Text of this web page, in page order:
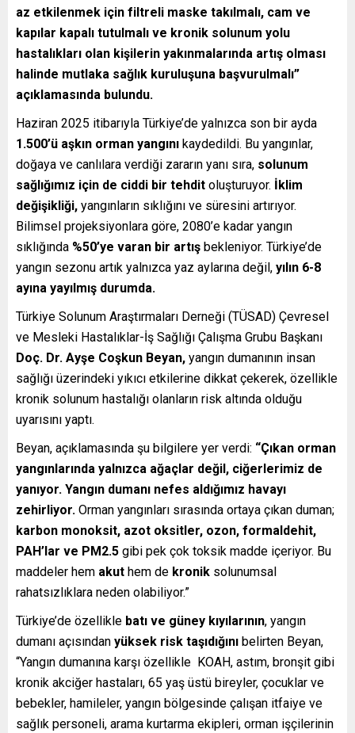
az etkilenmek için filtreli maske takılmalı, cam ve
kapılar kapalı tutulmalı ve kronik solunum yolu
hastalıkları olan kişilerin yakınmalarında artış olması
halinde mutlaka sağlık kuruluşuna başvurulmalı”
açıklamasında bulundu.
Haziran 2025 itibarıyla Türkiye’de yalnızca son bir ayda
1.500’ü aşkın orman yangını kaydedildi. Bu yangınlar,
doğaya ve canlılara verdiği zararın yanı sıra, solunum
sağlığımız için de ciddi bir tehdit oluşturuyor. İklim
değişikliği, yangınların sıklığını ve süresini artırıyor.
Bilimsel projeksiyonlara göre, 2080’e kadar yangın
sıklığında %50’ye varan bir artış bekleniyor. Türkiye’de
yangın sezonu artık yalnızca yaz aylarına değil, yılın 6-8
ayına yayılmış durumda.
Türkiye Solunum Araştırmaları Derneği (TÜSAD) Çevresel
ve Mesleki Hastalıklar-İş Sağlığı Çalışma Grubu Başkanı
Doç. Dr. Ayşe Coşkun Beyan, yangın dumanının insan
sağlığı üzerindeki yıkıcı etkilerine dikkat çekerek, özellikle
kronik solunum hastalığı olanların risk altında olduğu
uyarısını yaptı.
Beyan, açıklamasında şu bilgilere yer verdi: “Çıkan orman
yangınlarında yalnızca ağaçlar değil, ciğerlerimiz de
yanıyor. Yangın dumanı nefes aldığımız havayı
zehirliyor. Orman yangınları sırasında ortaya çıkan duman;
karbon monoksit, azot oksitler, ozon, formaldehit,
PAH’lar ve PM2.5 gibi pek çok toksik madde içeriyor. Bu
maddeler hem akut hem de kronik solunumsal
rahatsızlıklara neden olabiliyor.”
Türkiye’de özellikle batı ve güney kıyılarının, yangın
dumanı açısından yüksek risk taşıdığını belirten Beyan,
“Yangın dumanına karşı özellikle KOAH, astım, bronşit gibi
kronik akciğer hastaları, 65 yaş üstü bireyler, çocuklar ve
bebekler, hamileler, yangın bölgesinde çalışan itfaiye ve
sağlık personeli, arama kurtarma ekipleri, orman işçilerinin